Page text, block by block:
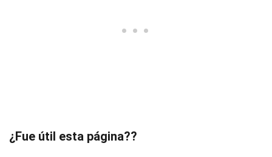
¿Fue útil esta página??